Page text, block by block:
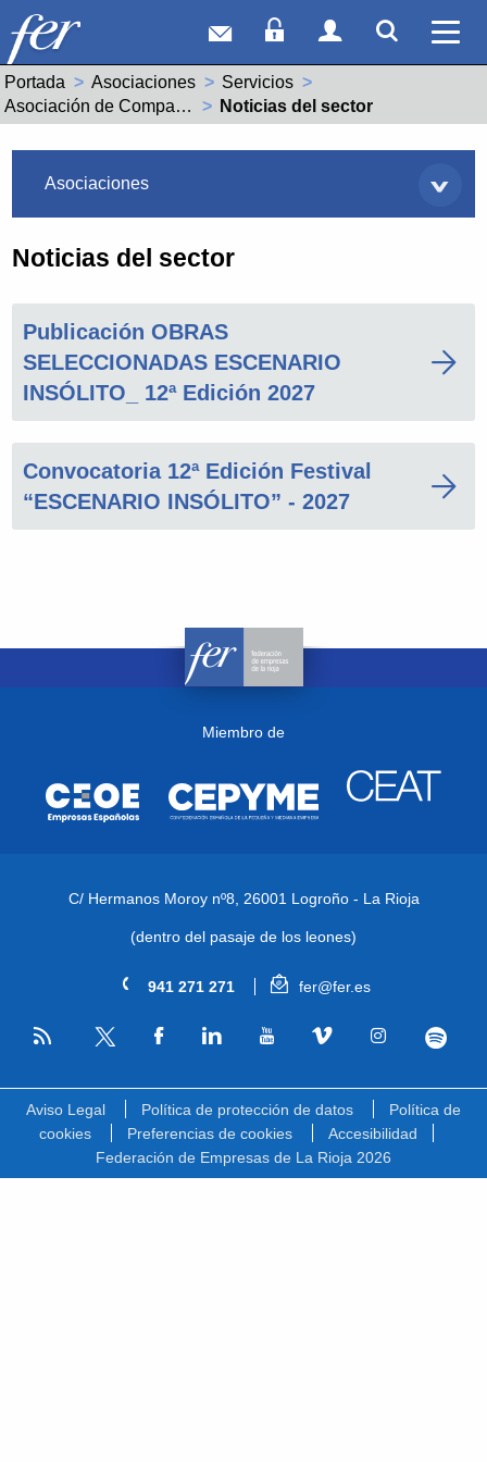
Correo webAcceso Socios
Acceso
Portada Asociaciones
Servicios
Asociación de Compañías Profesionales de las Artes Escénicas en La Rioja_AESCENA RIOJA
Actual:
Noticias del sector
Asociaciones
Noticias del sector
Publicación OBRAS
SELECCIONADAS ESCENARIO
INSÓLITO_ 12ª Edición 2027
Convocatoria 12ª Edición Festival
“ESCENARIO INSÓLITO” - 2027
Miembro de
C/ Hermanos Moroy nº8, 26001 Logroño - La Rioja
(dentro del pasaje de los leones)
941 271 271 fer@fer.es
RSS
Aviso Legal Política de protección de datos
Política de
cookies
Preferencias de cookies
Accesibilidad
Federación de Empresas de La Rioja 2026